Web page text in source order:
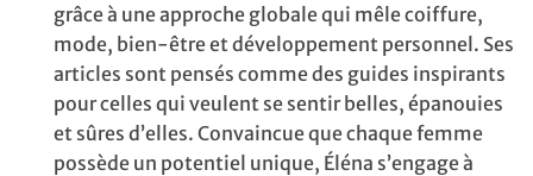
grâce à une approche globale qui mêle coiffure,
mode, bien-être et développement personnel. Ses
articles sont pensés comme des guides inspirants
pour celles qui veulent se sentir belles, épanouies
et sûres d’elles. Convaincue que chaque femme
possède un potentiel unique, Éléna s’engage à